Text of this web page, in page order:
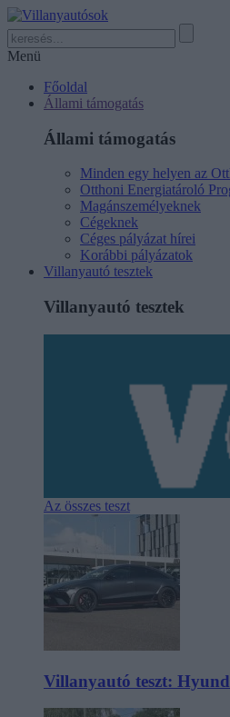
Menü
Főoldal
Állami támogatás
Állami támogatás
Minden egy helyen az
Otthoni Energiatároló
Magánszemélyeknek
Cégeknek
Céges pályázat hírei
Korábbi pályázatok
Villanyautó tesztek
Villanyautó tesztek
Az összes teszt
Villanyautó teszt: